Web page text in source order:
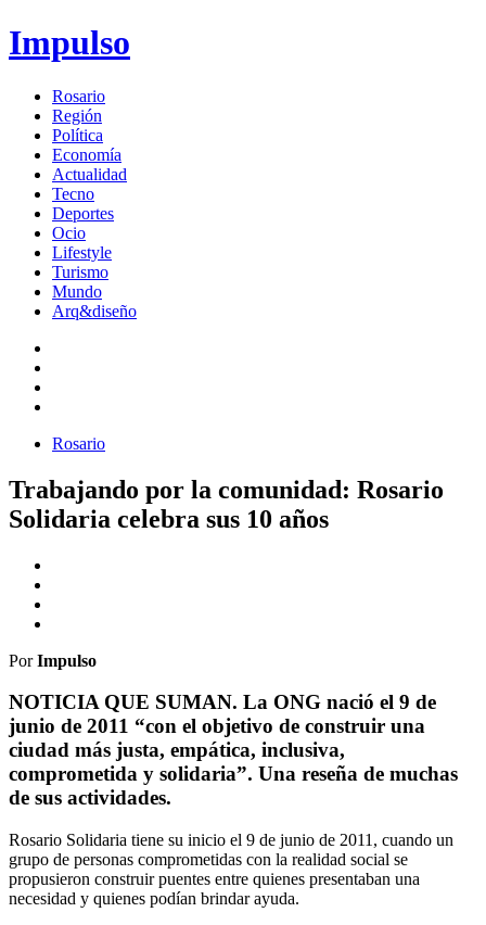
Impulso
Rosario
Región
Política
Economía
Actualidad
Tecno
Deportes
Ocio
Lifestyle
Turismo
Mundo
Arq&diseño
Rosario
Trabajando por la comunidad: Rosario
Solidaria celebra sus 10 años
PorImpulso
NOTICIA QUE SUMAN. La ONG nació el 9 de
junio de 2011 “con el objetivo de construir una
ciudad más justa, empática, inclusiva,
comprometida y solidaria”. Una reseña de muchas
de sus actividades.
Rosario Solidaria tiene su inicio el 9 de junio de 2011, cuando un
grupo de personas comprometidas con la realidad social se
propusieron construir puentes entre quienes presentaban una
necesidad y quienes podían brindar ayuda.